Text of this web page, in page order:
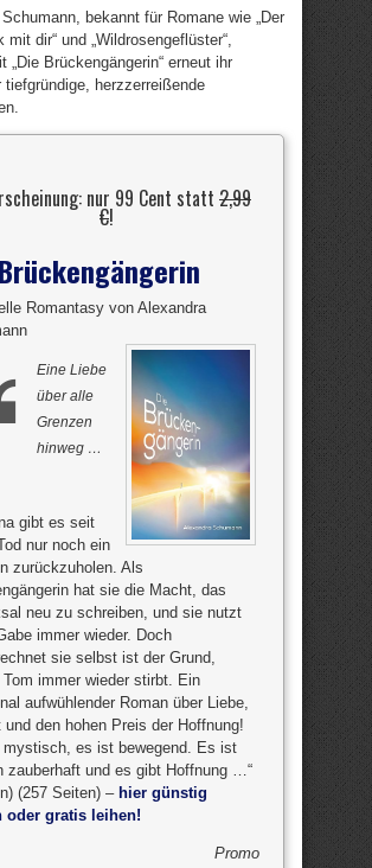
bekannt für Romane wie „Der
mit dir“ und „Wildrosengeflüster“,
„Die Brückengängerin“ erneut ihr
tiefgründige, herzzerreißende
nur 99 Cent statt 2,99
€!
Romantasy von Alexandra
Eine Liebe
über alle
Grenzen
hinweg …
gibt es seit
nur noch ein
zurückzuholen. Als
hat sie die Macht, das
neu zu schreiben, und sie nutzt
immer wieder. Doch
sie selbst ist der Grund,
Tom immer wieder stirbt. Ein
aufwühlender Roman über Liebe,
und den hohen Preis der Hoffnung!
mystisch, es ist bewegend. Es ist
zauberhaft und es gibt Hoffnung …“
(257 Seiten) – hier günstig
oder gratis leihen!
Promo